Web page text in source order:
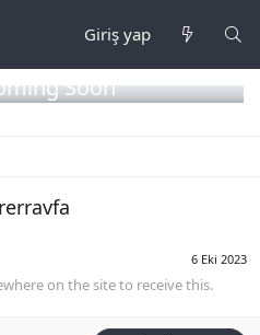
Giriş yap
Soon
6 Eki 2023
on the site to receive this.